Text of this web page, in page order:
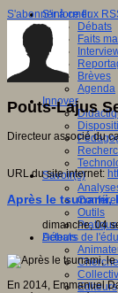
S'informer
Débats
Faits
Brèves
Agenda
Innover
Savoir(s)
Outils
Acteurs de
Editeurs
S'abonner à ce flux
Pouts-Lajus
Directeur associé du
URL du site internet:
Après le tsunami,
dimanche, 04
Débats
En 2014, Emmanuel